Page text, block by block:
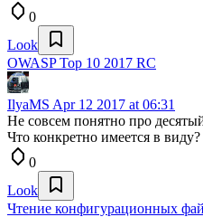
0
Look
OWASP Top 10 2017 RC
IlyaMS Apr 12 2017 at 06:31
Не совсем понятно про
Что конкретно имеется в
0
Look
Чтение конфигурационных